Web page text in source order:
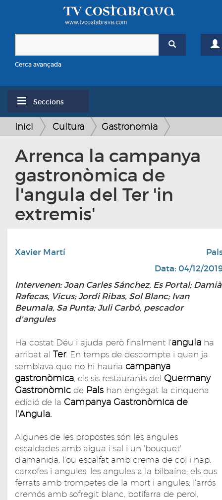
Cerca avançada
Seccions
Inici Cultura Gastronomia
Arrenca la campanya
gastronòmica de
l'angula del Ter 'in
extremis'
Xavier Martí
Data: 04/12/
Intervenen: Joan Carles Sánchez, Es Portal; Damià
Rafecas, Vicus; Jordi Ribas, Sol Blanc; Ivan
Beumala, Sa Punta; Juli Carbó, pescador
d'angules
Ha costat Déu i ajuda però finalment l'angula ha
arribat al Ter. En temps de descompte i quan ja
semblava que no hi hauria campanya
gastronòmica, els sis restaurants del Quermany
Gastronòmic de Pals han engegat la cinquena
edició de la Campanya Gastronòmica de
l'Angula.
Algunes de les propostes són les angules
escaldades amb aigua i sal i un 'bouquet'
d'amanida; l'ou escalfat amb crema de col i nap,
carxofes i angules; les angules a la bilbaína; els ous
ferrats amb trompetes de la mort i angules; l'arrós
cremós amb sofregit blanc, botifarra de perol,